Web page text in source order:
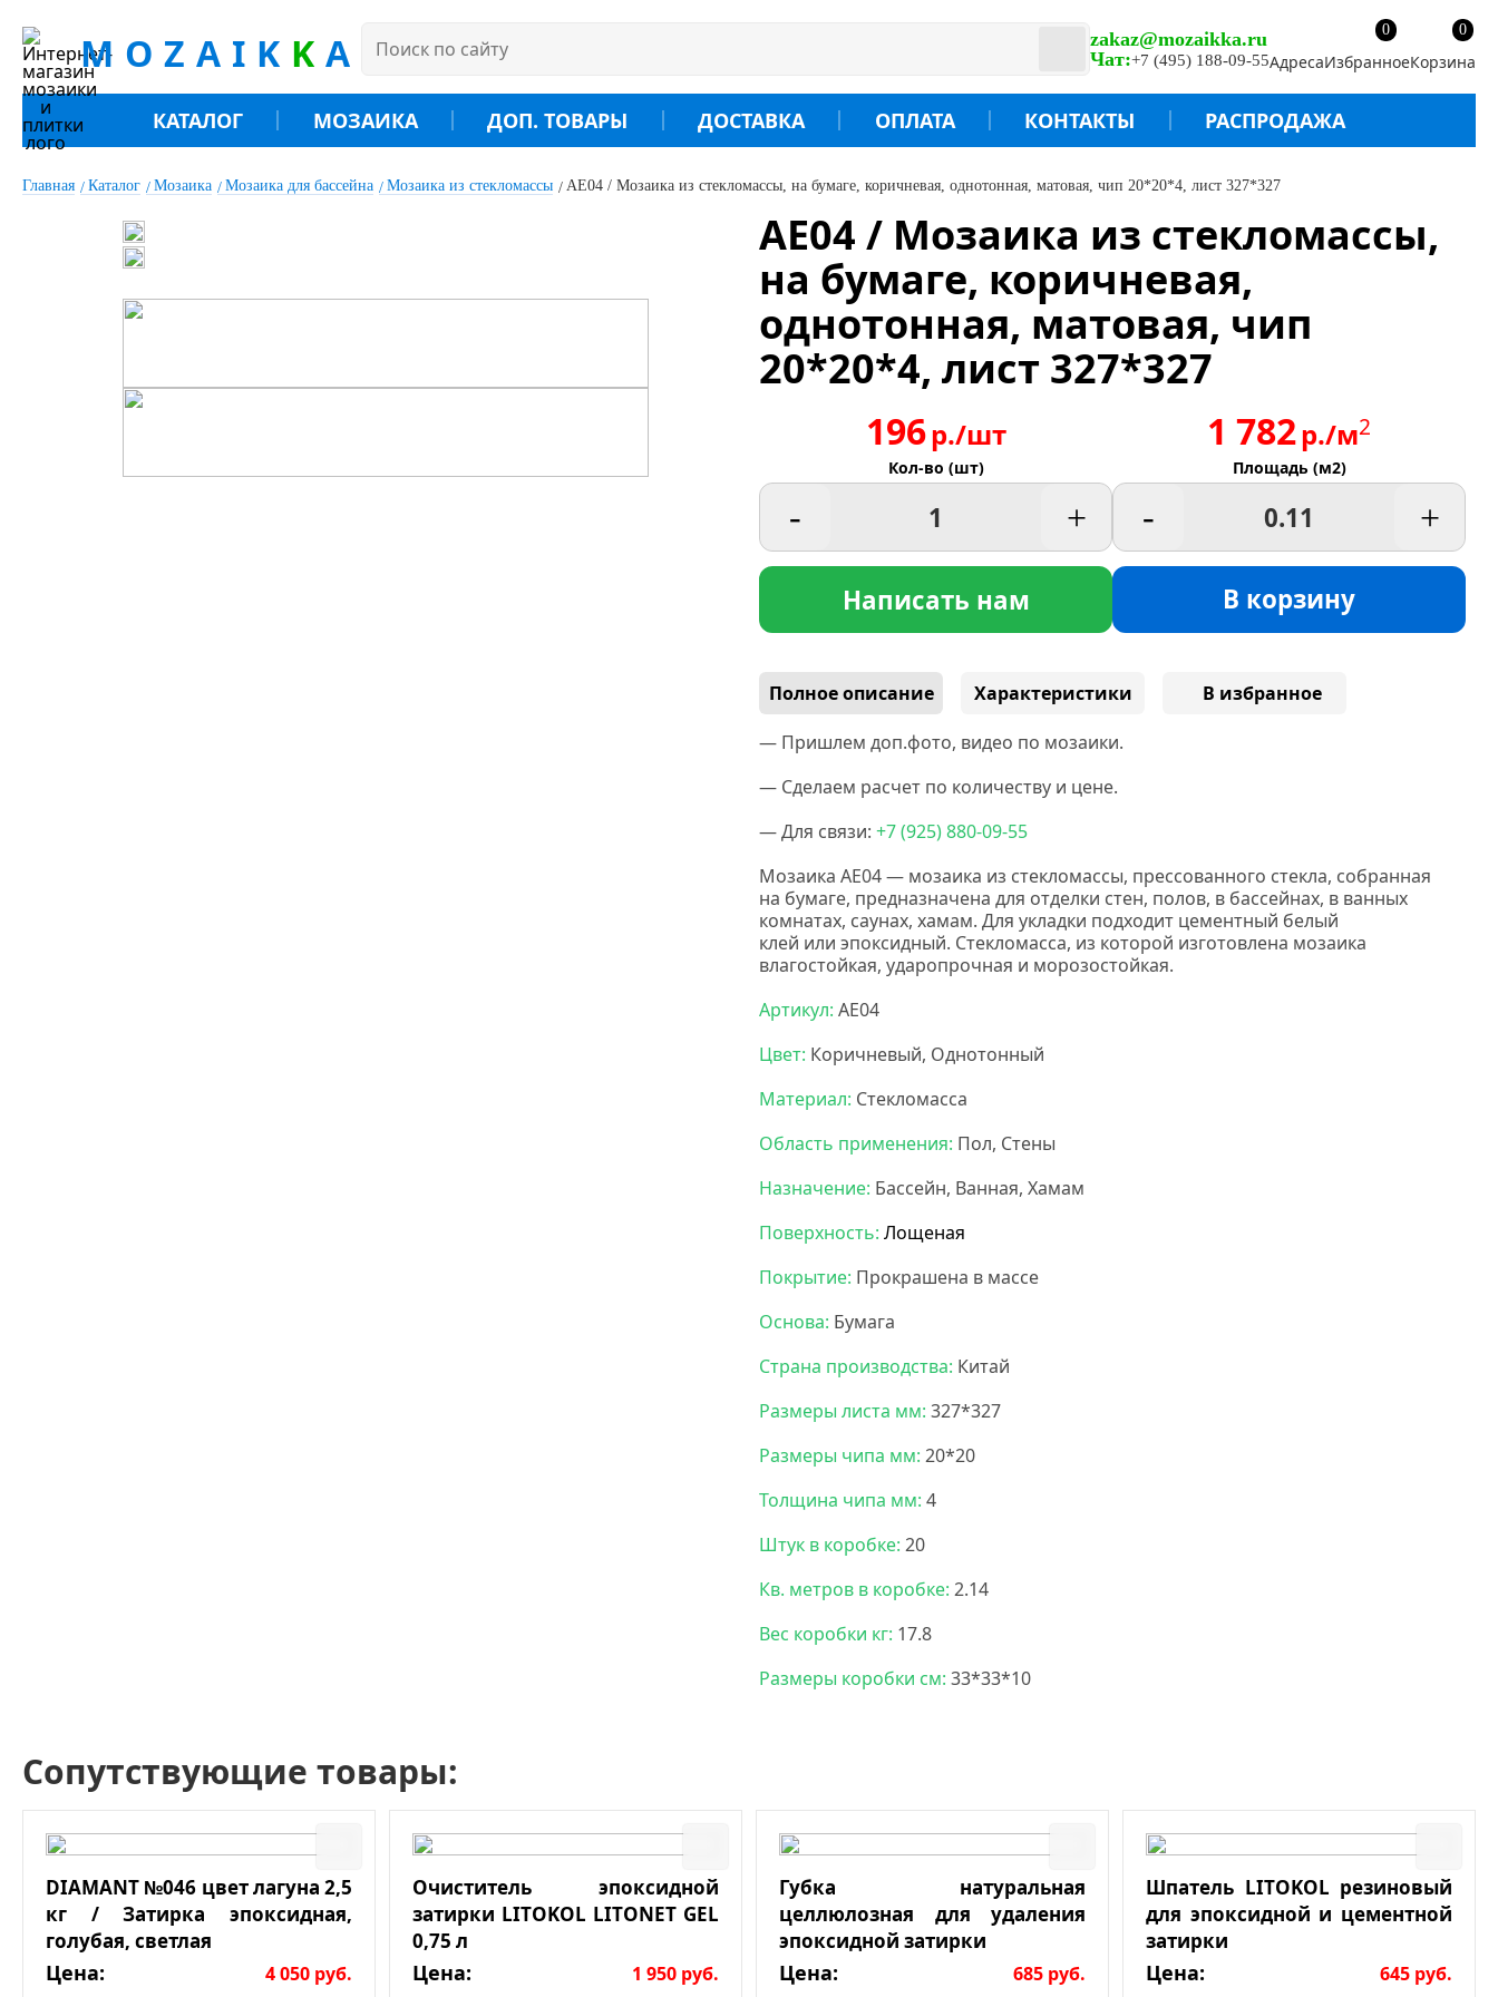
MOZAIK K A
zakaz@mozaikka.ru
Чат:+7 (495) 188-09-55Адреса
0
ИзбранноеКорзина
0
КАТАЛОГ МОЗАИКА ДОП. ТОВАРЫ ДОСТАВКА ОПЛАТА КОНТАКТЫ РАСПРОДАЖА
Главная Каталог Мозаика Мозаика для бассейна Мозаика из стекломассы AE04 / Мозаика из стекломассы, на бумаге, коричневая, однотонная, матовая, чип 20*20*4, лист 327*327
AE04 / Мозаика из стекломассы,
на бумаге, коричневая,
однотонная, матовая, чип
20*20*4, лист 327*327
196р./шт
Кол-во (шт)
- +
Написать нам
1 782р./м2
Площадь (м2)
- +
В корзину
Полное описание Характеристики
В избранное
— Пришлем доп.фото, видео по мозаики.
— Сделаем расчет по количеству и цене.
— Для связи: +7(925) 880-09-55
Мозаика AE04 — мозаика из стекломассы, прессованного стекла, собранная
на бумаге, предназначена для отделки стен, полов, в бассейнах, в ванных
комнатах, саунах, хамам. Для укладки подходит цементный белый
клей или эпоксидный. Стекломасса, из которой изготовлена мозаика
влагостойкая, ударопрочная и морозостойкая.
Артикул: AE04
Цвет: Коричневый, Однотонный
Материал: Стекломасса
Область применения: Пол, Стены
Назначение: Бассейн, Ванная, Хамам
Поверхность: Лощеная
Покрытие: Прокрашена в массе
Основа: Бумага
Страна производства: Китай
Размеры листа мм: 327*327
Размеры чипа мм: 20*20
Толщина чипа мм: 4
Штук в коробке: 20
Кв. метров в коробке: 2.14
Вес коробки кг: 17.8
Размеры коробки см: 33*33*10
Сопутствующие товары:
DIAMANT №046 цвет лагуна 2,5
кг / Затирка эпоксидная,
голубая, светлая
Цена: 4 050 руб.
Очиститель эпоксидной
затирки LITOKOL LITONET GEL
0,75 л
Цена: 1 950 руб.
Губка натуральная
целлюлозная для удаления
эпоксидной затирки
Цена: 685 руб.
Шпатель LITOKOL резиновый
для эпоксидной и цементной
затирки
Цена: 645 руб.